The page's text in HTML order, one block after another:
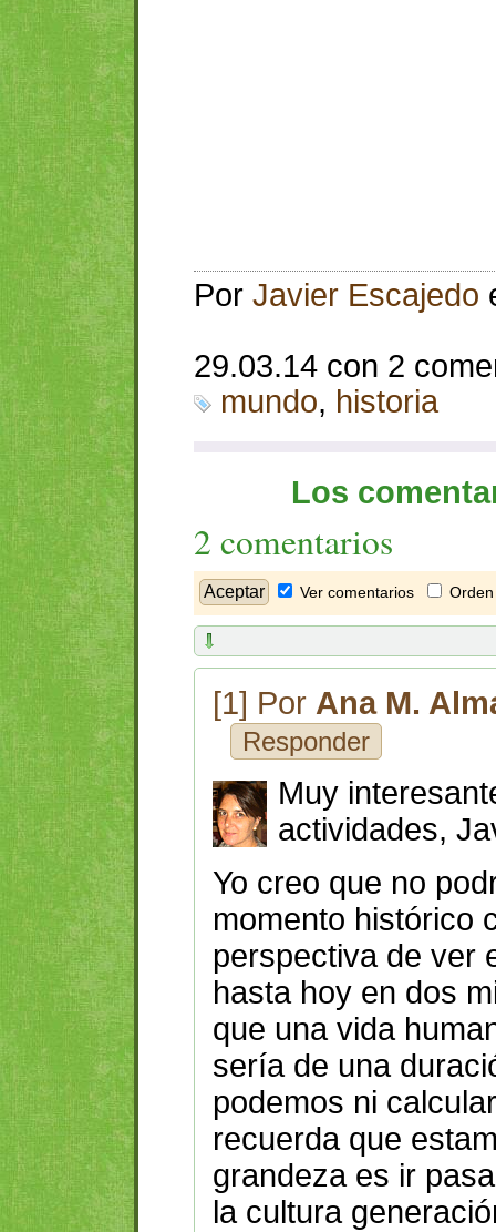
Por Javier Escajedo
29.03.14 con 2
mundo, historia
Los
2 comentarios
Ver comentarios
[1] Por Ana M.
Responder
Muy
actividades,
Yo creo que no
momento histórico
perspectiva de ver
hasta hoy en dos
que una vida
sería de una
podemos ni
recuerda que
grandeza es ir
la cultura